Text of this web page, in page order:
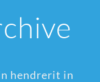
hendrerit in